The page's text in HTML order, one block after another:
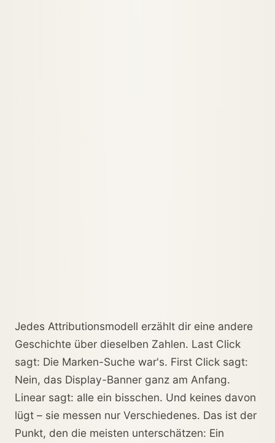
Jedes Attributionsmodell erzählt dir eine andere
Geschichte über dieselben Zahlen. Last Click
sagt: Die Marken-Suche war's. First Click sagt:
Nein, das Display-Banner ganz am Anfang.
Linear sagt: alle ein bisschen. Und keines davon
lügt – sie messen nur Verschiedenes. Das ist der
Punkt, den die meisten unterschätzen: Ein